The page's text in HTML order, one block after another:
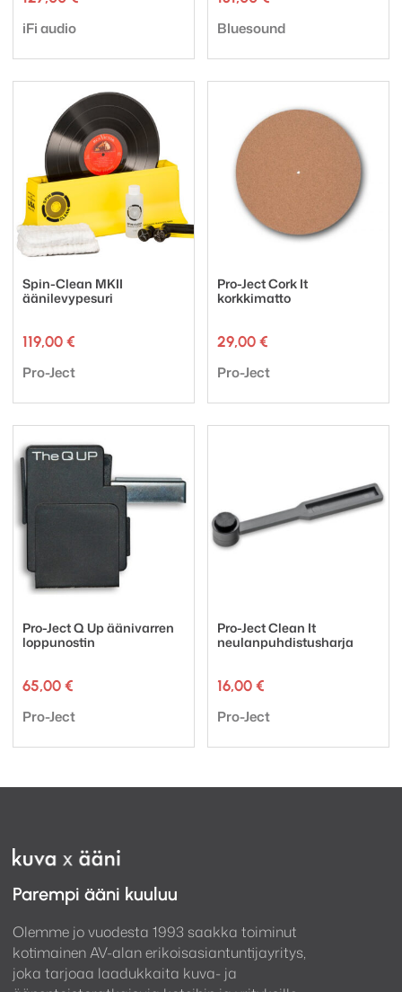
Tuotemerkki:
iFi audio Tuotemerkki:
Bluesound
Spin-Clean MKII
äänilevypesuri
119,00 €
Tuotemerkki:
Pro-Ject
Pro-Ject Cork It
korkkimatto
29,00 €
Tuotemerkki:
Pro-Ject
Pro-Ject Q Up äänivarren
loppunostin
65,00 €
Tuotemerkki:
Pro-Ject
Pro-Ject Clean It
neulanpuhdistusharja
16,00 €
Tuotemerkki:
Pro-Ject
Parempi ääni kuuluu
Olemme jo vuodesta 1993 saakka toiminut
kotimainen AV-alan erikoisasiantuntijayritys,
joka tarjoaa laadukkaita kuva- ja